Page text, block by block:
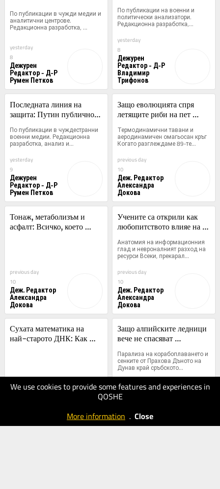
We use cookies to provide some features and experiences in
QOSHE
More information . Close
червените линии“. Дали
севернокорейските
специални части са на
LBS? Тайни преговори
между Европа и Москва
По публикации в чужди медии и
аналитични центрове.
Редакционна разработка,
анализ...
yesterday
8
Дежурен
Редактор - Д-Р
Румен Петков
премиер
По публикации на военни и
политически анализатори.
Редакционна разработка,...
yesterday
8
Дежурен
Редактор - Д-Р
Владимир
Трифонов
Последната линия на
защита: Путин публично
Армията влезе в „главния
град“, смазвайки
По публикации в чуждестранни
военни медии. Редакционна
разработка, анализ и...
yesterday
9
Дежурен
Редактор - Д-Р
Румен Петков
Защо еволюцията спря
летящите риби на пет
Термодинамични тавани и
аеродинамичен омагьосан кръг
Когато разглеждаме 89-те...
previous day
10
Деж. Редактор
Александра
Докова
Тонаж, метаболизъм и
асфалт: Всичко, което
previous day
10
Деж. Редактор
Александра
Докова
Учените са открили как
любопитството влияе на
Анатомия на информационния
глад и невроналният разход на
ресурси Всеки, прекарал...
previous day
10
Деж. Редактор
Александра
Докова
Сухата математика на
най-старото ДНК: Как
previous day
Защо алпийските ледници
вече не спасяват
Европа
Парализа на корабоплаването и
сенките от Прахова Дъното на
Дунав край сръбското...
previous day
10
Деж. Редактор
Докова